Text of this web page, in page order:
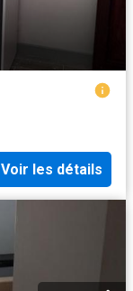
Voir les détails